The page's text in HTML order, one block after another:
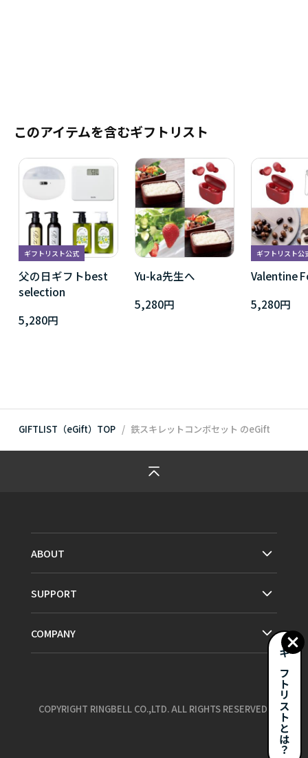
このアイテムを含むギフトリスト
ギフトリスト公式
父の日ギフトbest
selection
5,280円
Yu-ka先生へ
5,280円
ギフトリスト公
Valentine
5,280円
GIFTLIST（eGift）TOP 鉄スキレットコンボセット のeGift
ギフトリストとは？
ABOUT
SUPPORT
COMPANY
COPYRIGHT RINGBELL CO.,LTD. ALL RIGHTS RESERVED.